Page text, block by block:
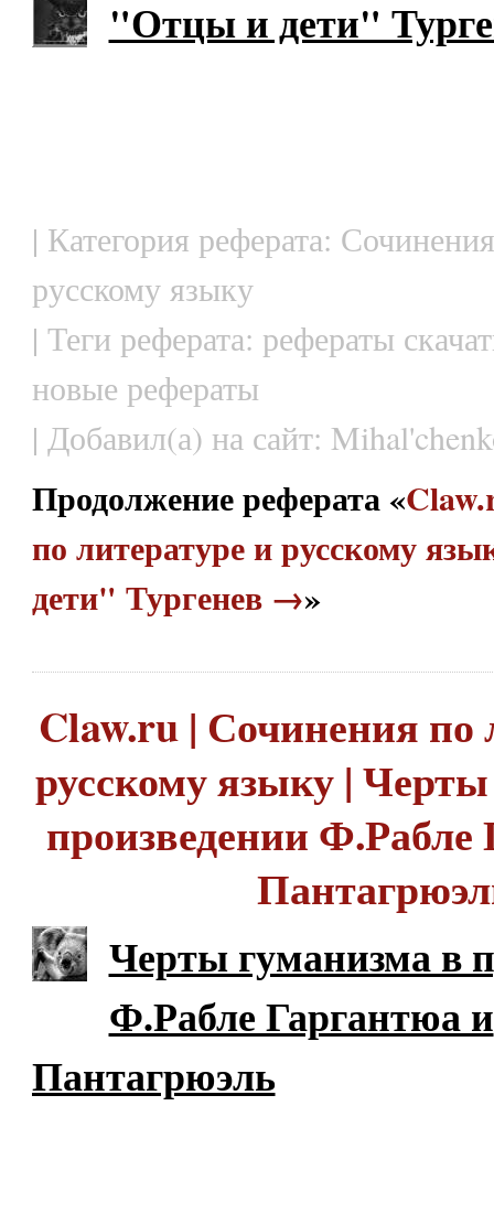
"Отцы и дети"
| Категория реферата:
русскому языку
| Теги реферата: рефераты
новые рефераты
| Добавил(а) на сайт:
Продолжение реферата «
по литературе и русскому
дети" Тургенев →»
Claw.ru | Сочинения по
русскому языку |
произведении Ф.Рабле
Черты гуманизма в
Ф.Рабле Гаргантюа и
Пантагрюэль